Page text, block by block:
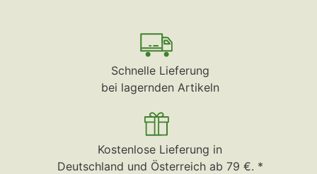
Schnelle Lieferung
bei lagernden Artikeln
Kostenlose Lieferung in
Deutschland und Österreich ab 79 €. *